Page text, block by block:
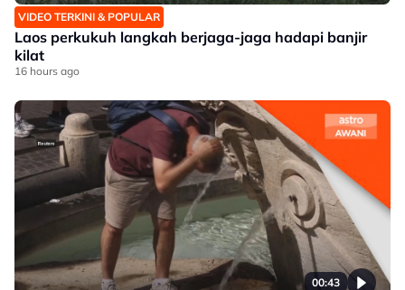
VIDEO TERKINI & POPULAR
Laos perkukuh langkah berjaga-jaga hadapi banjir
kilat
16 hours ago
00:43